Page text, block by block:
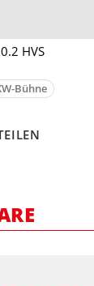
HVS
Bühne